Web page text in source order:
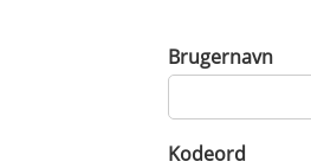
Brugernavn
Kodeord